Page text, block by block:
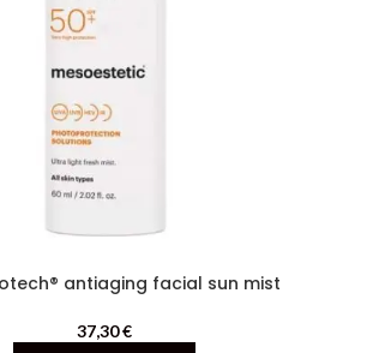
antiaging facial sun mist
37,30€